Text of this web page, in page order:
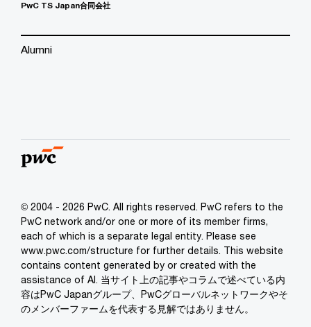
PwC TS Japan合同会社
Alumni
© 2004 - 2026 PwC. All rights reserved. PwC refers to the
PwC network and/or one or more of its member firms,
each of which is a separate legal entity. Please see
www.pwc.com/structure for further details. This website
contains content generated by or created with the
assistance of AI. 当サイト上の記事やコラムで述べている内
容はPwC Japanグループ、PwCグローバルネットワークやそ
のメンバーファームを代表する見解ではありません。